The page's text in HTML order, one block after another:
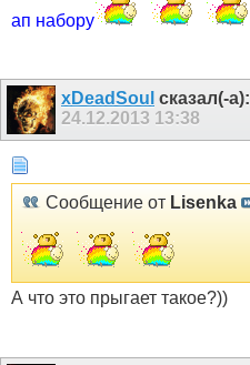
ап набору
xDeadSoul сказал(-а):
24.12.2013 13:38
Сообщение от Lisenka
А что это прыгает такое?))